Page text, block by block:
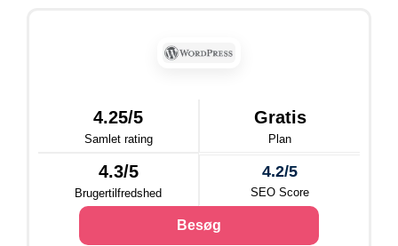
4.25/5
Samlet rating
Gratis
Plan
4.3/5
Brugertilfredshed
4.2/5
SEO Score
Besøg